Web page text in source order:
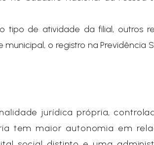
tipo de atividade da filial, outros
o registro na Previdência
jurídica própria,
tem maior autonomia em